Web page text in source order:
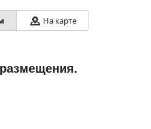
На карте